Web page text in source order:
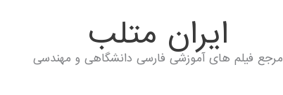
ايران متلب
مرجع فیلم های آموزشی فارسی دانشگاهی و مهندسی